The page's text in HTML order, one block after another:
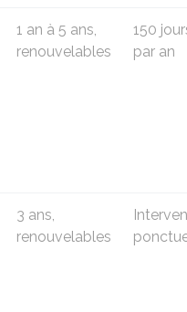
1 an à 5 ans,
renouvelables
150
par an
3 ans,
renouvelables